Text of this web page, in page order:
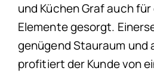
und Küchen Graf auch
Elemente gesorgt.
genügend Stauraum und
profitiert der Kunde von